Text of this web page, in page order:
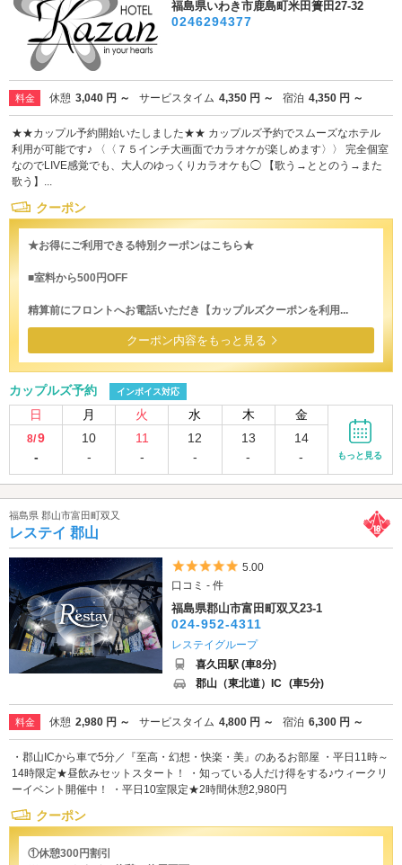
福島県いわき市鹿島町米田簣田27-32
0246294377
料金 休憩 3,040 円 ～ サービスタイム 4,350 円 ～ 宿泊 4,350 円 ～
★★カップル予約開始いたしました★★ カップルズ予約でスムーズなホテル
利用が可能です♪ 〈〈７５インチ大画面でカラオケが楽しめます〉〉 完全個室
なのでLIVE感覚でも、大人のゆっくりカラオケも◯ 【歌う→ととのう→また
歌う】...
クーポン
★お得にご利用できる特別クーポンはこちら★
■室料から500円OFF
精算前にフロントへお電話いただき【カップルズクーポンを利用...
クーポン内容をもっと見る
カップルズ予約 インボイス対応
日 月 火 水 木 金
8/9
-
10
-
11
-
12
-
13
-
14
-
もっと見る
福島県 郡山市富田町双又
レステイ 郡山
5つ星のうち5
5.00
口コミ - 件
福島県郡山市富田町双又23-1
024-952-4311
レステイグループ
喜久田駅 (車8分)
郡山（東北道）IC (車5分)
料金 休憩 2,980 円 ～ サービスタイム 4,800 円 ～ 宿泊 6,300 円 ～
・郡山ICから車で5分／『至高・幻想・快楽・美』のあるお部屋 ・平日11時～
14時限定★昼飲みセットスタート！ ・知っている人だけ得をする♪ウィークリ
ーイベント開催中！ ・平日10室限定★2時間休憩2,980円
クーポン
①休憩300円割引